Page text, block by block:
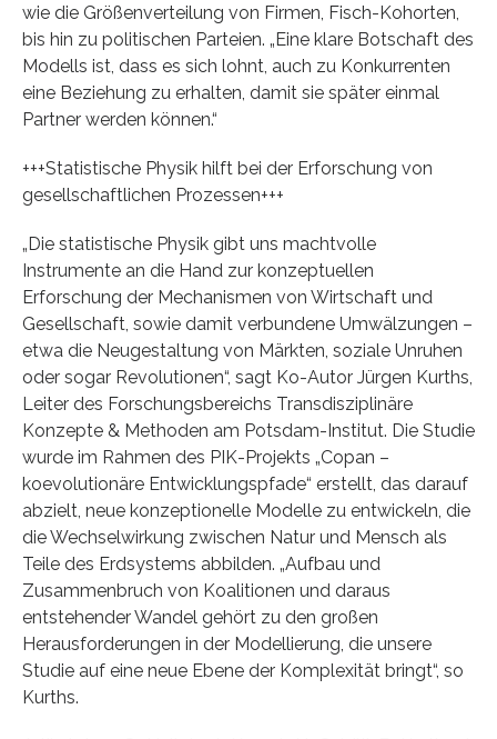
wie die Größenverteilung von Firmen, Fisch-Kohorten,
bis hin zu politischen Parteien. „Eine klare Botschaft des
Modells ist, dass es sich lohnt, auch zu Konkurrenten
eine Beziehung zu erhalten, damit sie später einmal
Partner werden können.“
+++Statistische Physik hilft bei der Erforschung von
gesellschaftlichen Prozessen+++
„Die statistische Physik gibt uns machtvolle
Instrumente an die Hand zur konzeptuellen
Erforschung der Mechanismen von Wirtschaft und
Gesellschaft, sowie damit verbundene Umwälzungen –
etwa die Neugestaltung von Märkten, soziale Unruhen
oder sogar Revolutionen“, sagt Ko-Autor Jürgen Kurths,
Leiter des Forschungsbereichs Transdisziplinäre
Konzepte & Methoden am Potsdam-Institut. Die Studie
wurde im Rahmen des PIK-Projekts „Copan –
koevolutionäre Entwicklungspfade“ erstellt, das darauf
abzielt, neue konzeptionelle Modelle zu entwickeln, die
die Wechselwirkung zwischen Natur und Mensch als
Teile des Erdsystems abbilden. „Aufbau und
Zusammenbruch von Koalitionen und daraus
entstehender Wandel gehört zu den großen
Herausforderungen in der Modellierung, die unsere
Studie auf eine neue Ebene der Komplexität bringt“, so
Kurths.